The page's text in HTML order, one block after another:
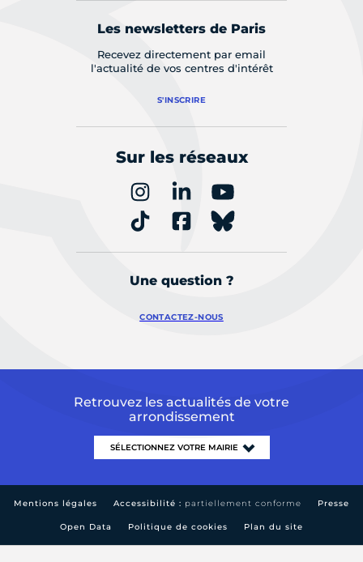
Les newsletters de Paris
Recevez directement par email
l'actualité de vos centres d'intérêt
S'INSCRIRE
Sur les réseaux
Une question ?
CONTACTEZ-NOUS
Retrouvez les actualités de votre
arrondissement
Mentions légales Accessibilité : partiellement conforme Presse
Open Data Politique de cookies Plan du site